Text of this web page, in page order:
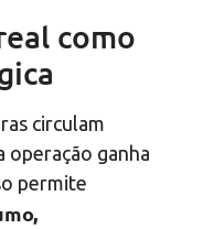
como
circulam
operação ganha
permite